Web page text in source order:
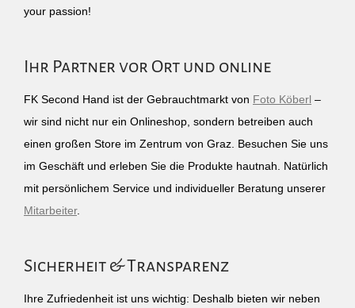
your passion!
Ihr Partner vor Ort und online
FK Second Hand ist der Gebrauchtmarkt von Foto Köberl –
wir sind nicht nur ein Onlineshop, sondern betreiben auch
einen großen Store im Zentrum von Graz. Besuchen Sie uns
im Geschäft und erleben Sie die Produkte hautnah. Natürlich
mit persönlichem Service und individueller Beratung unserer
Mitarbeiter.
Sicherheit & Transparenz
Ihre Zufriedenheit ist uns wichtig: Deshalb bieten wir neben